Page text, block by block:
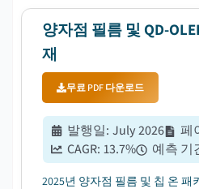
양자점 필름 및 QD-
재
무료 PDF 다운로드
발행일: July 2026 페
CAGR: 13.7% 예측 기
2025년 양자점 필름 및 칩 온 패